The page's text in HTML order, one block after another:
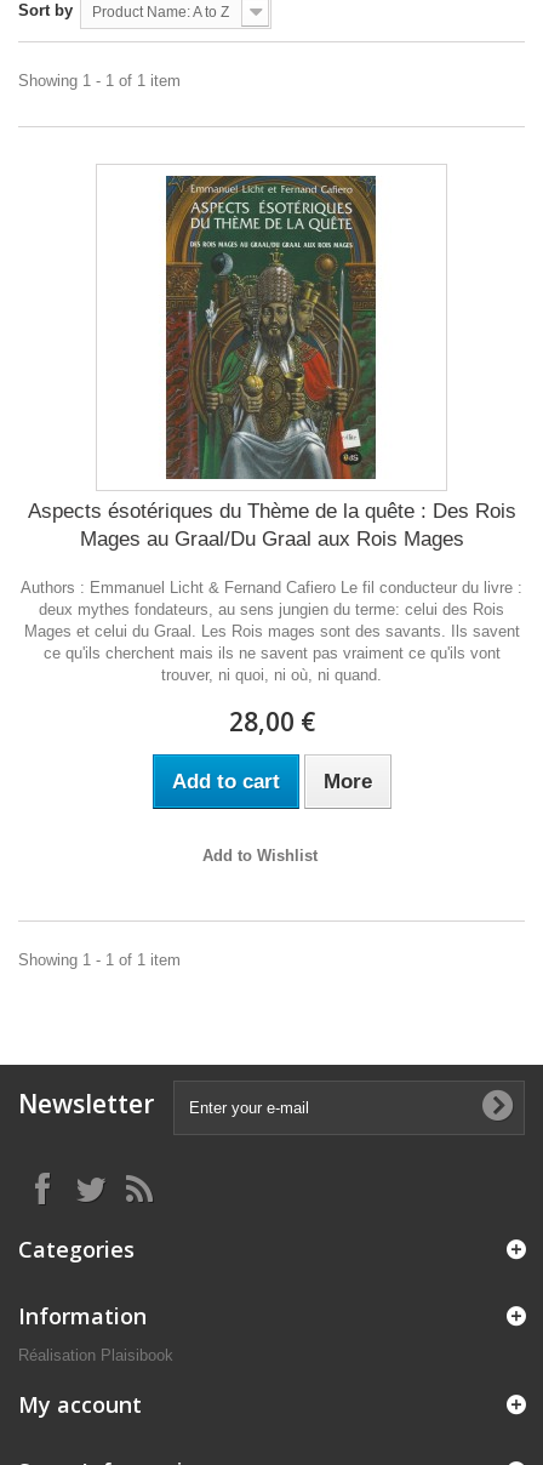
Sort by Product Name: A to Z
Showing 1 - 1 of 1 item
Aspects ésotériques du Thème de la quête : Des Rois
Mages au Graal/Du Graal aux Rois Mages
Authors : Emmanuel Licht & Fernand Cafiero Le fil conducteur du livre :
deux mythes fondateurs, au sens jungien du terme: celui des Rois
Mages et celui du Graal. Les Rois mages sont des savants. Ils savent
ce qu'ils cherchent mais ils ne savent pas vraiment ce qu'ils vont
trouver, ni quoi, ni où, ni quand.
28,00 €
Add to cart More
Add to Wishlist
Showing 1 - 1 of 1 item
Newsletter
Categories
Information
Réalisation Plaisibook
My account